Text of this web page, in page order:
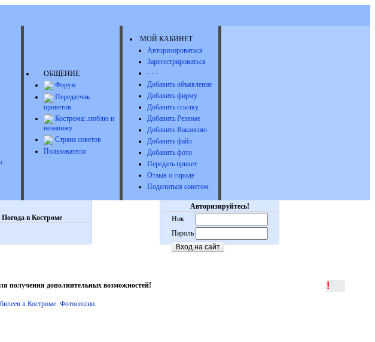
ОБЩЕНИЕ
Форум
Передатчик
приветов
Кострома: люблю и
ненавижу
Страна советов
Пользователи
МОЙ КАБИНЕТ
Авторизироваться
Зарегестрироваться
- - -
Добавить объявление
Добавить фирму
Добавить ссылку
Добавить Резюме
Добавить Вакансию
Добавить файл
Добавить фото
Передать привет
Отзыв о городе
Поделиться советом
Погода в Костроме
Авторизируйтесь!
Ник
Пароль
получения дополнительных возможностей! !